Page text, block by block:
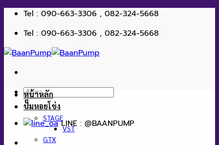
ข้าม
เนื้อหา
Tel : 090-663-3306 , 082-324-5668
Tel : 090-663-3306 , 082-324-5668
ค้นหา:
LINE : @BAANPUMP
หน้าหลัก
ปั๊มหอยโข่ง
STAGE
VST
GTX